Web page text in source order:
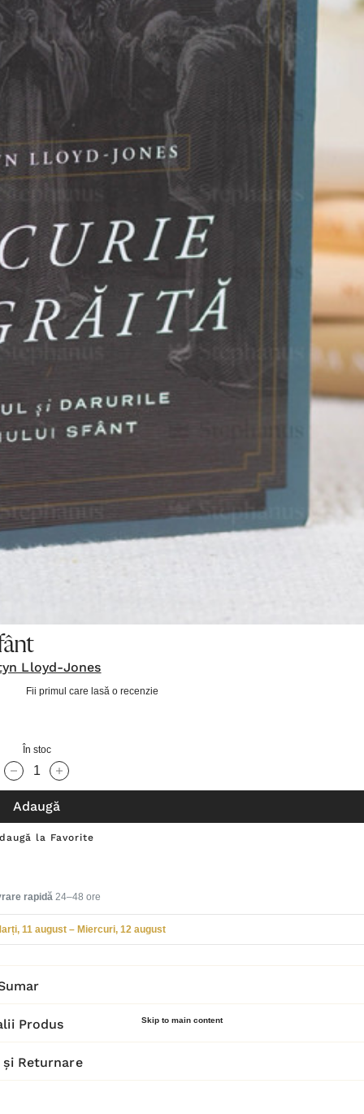
Skip to main content
Lloyd-Jones
Fii primul care lasă o recenzie
În stoc
Cantitate scăzută:
Cantitate Crescută:
Adaugă
la Favorite
rapidă 24–48 ore
11 august – Miercuri, 12 august
Produs
Returnare